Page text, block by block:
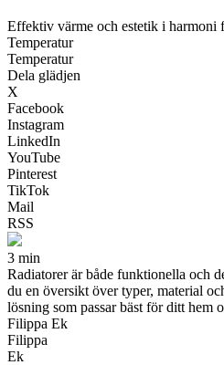
Effektiv värme och estetik i harmoni
Temperatur
Temperatur
Dela glädjen
X
Facebook
Instagram
LinkedIn
YouTube
Pinterest
TikTok
Mail
RSS
3 min
Radiatorer är både funktionella och
du en översikt över typer, material
lösning som passar bäst för ditt hem
Filippa Ek
Filippa
Ek